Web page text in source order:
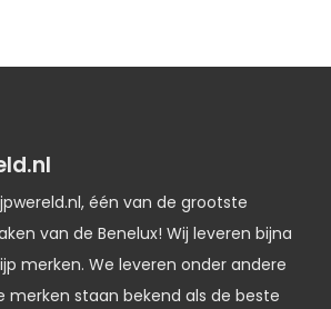
één van de grootste
van de Benelux! Wij leveren bijna
merken. We leveren onder andere
merken staan bekend als de beste